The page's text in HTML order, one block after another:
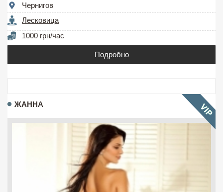
Чернигов
Лесковица
1000 грн/час
Подробно
ЖАННА